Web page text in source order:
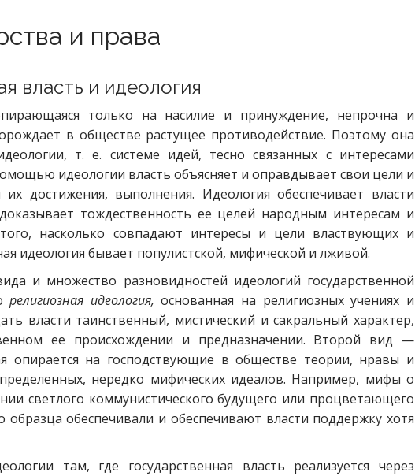
и права
власть и идеология
только на насилие и принуждение, непрочна и
в обществе растущее противодействие. Поэтому она
т. е. системе идей, тесно связанных с интересами
идеологии власть объясняет и оправдывает свои цели и
достижения, выполнения. Идеология обеспечивает власти
тождественность ее целей народным интересам и
насколько совпадают интересы и цели властвующих и
идеология бывает популистской, мифической и лживой.
и множество разновидностей идеологий государственной
религиозная идеология, основанная на религиозных учениях и
власти таинственный, мистический и сакральный характер,
ее происхождении и предназначении. Второй вид —
опирается на господствующие в обществе теории, нравы и
нередко мифических идеалов. Например, мифы о
светлого коммунистического будущего или процветающего
образца обеспечивали и обеспечивают власти поддержку хотя
там, где государственная власть реализуется через